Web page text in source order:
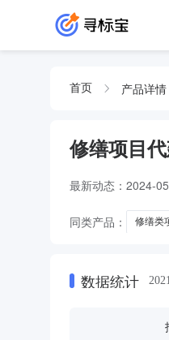
首页 产品详情
修缮项目
最新动态： 2024-
同类产品： 修缮类
数据统计